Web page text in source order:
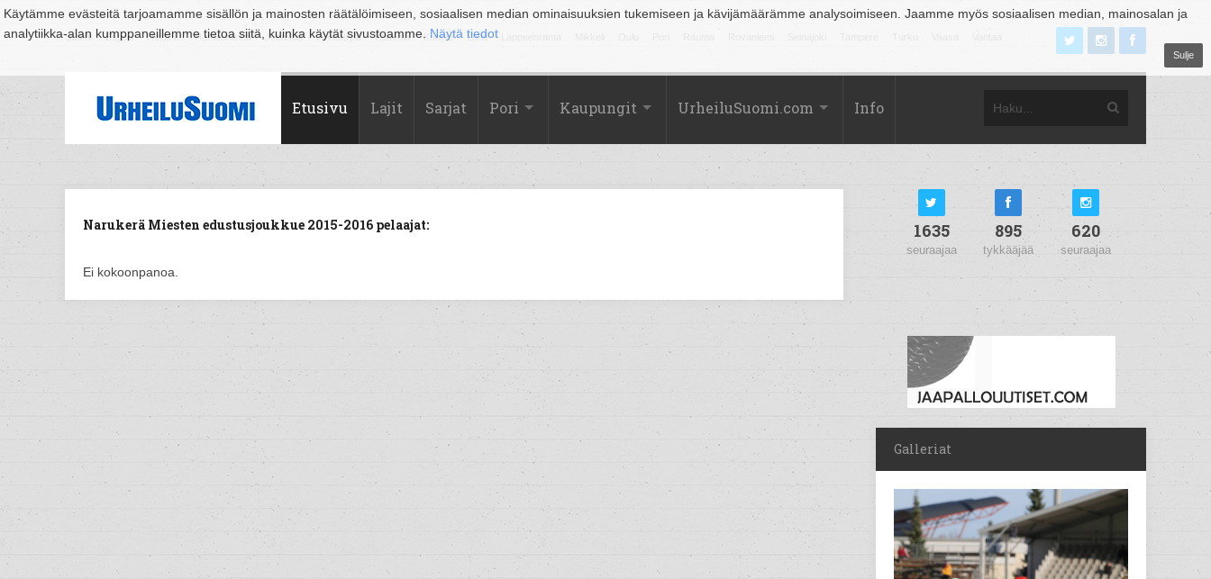
Käytämme evästeitä tarjoamamme sisällön ja mainosten räätälöimiseen, sosiaalisen median ominaisuuksien tukemiseen ja kävijämäärämme analysoimiseen. Jaamme myös sosiaalisen median, mainosalan ja
analytiikka-alan kumppaneillemme tietoa siitä, kuinka käytät sivustoamme. Näytä tiedot
Sulje
Suomi Espoo Helsinki Hämeenlinna Joensuu Jyväskylä Kouvola Kuopio Lahti
Etusivu Lajit Sarjat Pori Kaupungit UrheiluSuomi.com Info
Narukerä Miesten edustusjoukkue 2015-2016 pelaajat:
Ei kokoonpanoa.
1635
seuraajaa
895
tykkääjää
620
seuraajaa
Galleriat